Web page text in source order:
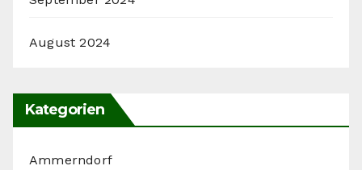
August 2024
Kategorien
Ammerndorf